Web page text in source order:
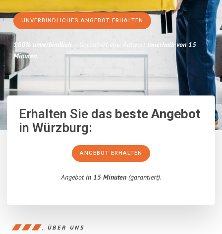
UNVERBINDLICHES ANGEBOT ERHALTEN
100% unverbindlich – Garantiert eine Antwort innerhalb von 15
Minuten.
Erhalten Sie dasbeste Angebot
in Würzburg:
ANGEBOT ERHALTEN
Angebotin 15 Minuten(garantiert).
ÜBER UNS